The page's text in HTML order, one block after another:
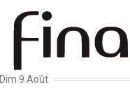
Dim 9 Août